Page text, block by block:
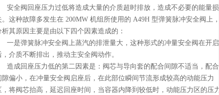
安全阀回座压力过低将造成大量的介质超时排放，造成不必要的能量损
。这种故障多发生在 200MW 机组所使用的 A49H 型弹簧脉冲安全阀上
析其原因主要是由以下四个因素造成的：
一是弹簧脉冲安全阀上蒸汽的排泄量大，这种形式的冲量安全阀在开启
，介质不断排出，推动主安全阀动作。
造成回座压力低的第二因素是：阀芯与导向套的配合间隙不适当，配合
隙偏小，在冲量安全阀启座后，在此部位瞬间节流形成较高的动能压力
，将阀芯抬高，延迟回座时间，当容器内降到较低时，动能压力区的压